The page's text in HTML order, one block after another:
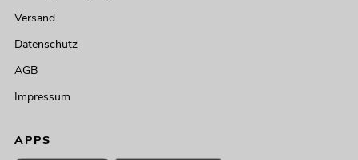
Versand
Datenschutz
AGB
Impressum
APPS